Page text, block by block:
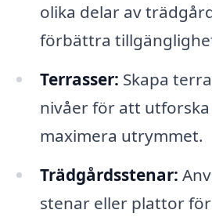
olika delar av
förbättra
Terrasser: Skapa
nivåer för att
maximera utrymmet.
Trädgårdsstenar:
stenar eller plattor